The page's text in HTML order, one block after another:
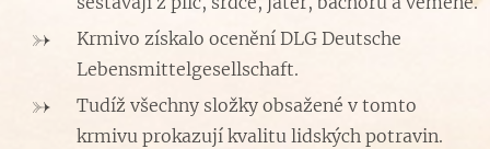
Krmivo získalo ocenění DLG Deutsche
Lebensmittelgesellschaft.
Tudíž všechny složky obsažené v tomto
krmivu prokazují kvalitu lidských potravin.